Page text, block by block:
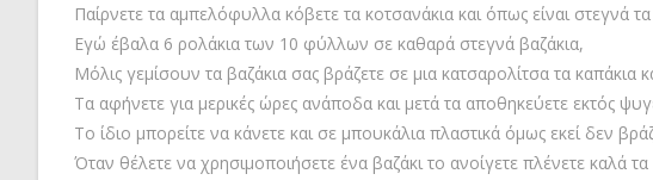
Παίρνετε τα αμπελόφυλλα κόβετε τα κοτσανάκια και όπως είναι στεγνά
Εγώ έβαλα 6 ρολάκια των 10 φύλλων σε καθαρά στεγνά βαζάκια,
Μόλις γεμίσουν τα βαζάκια σας βράζετε σε μια κατσαρολίτσα τα καπάκια
Τα αφήνετε για μερικές ώρες ανάποδα και μετά τα αποθηκεύετε εκτός
Το ίδιο μπορείτε να κάνετε και σε μπουκάλια πλαστικά όμως εκεί δεν
Όταν θέλετε να χρησιμοποιήσετε ένα βαζάκι το ανοίγετε πλένετε καλά